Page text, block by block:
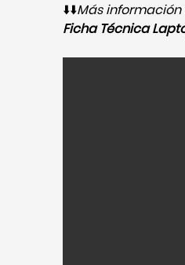
⬇️⬇️Más
Ficha Técnica